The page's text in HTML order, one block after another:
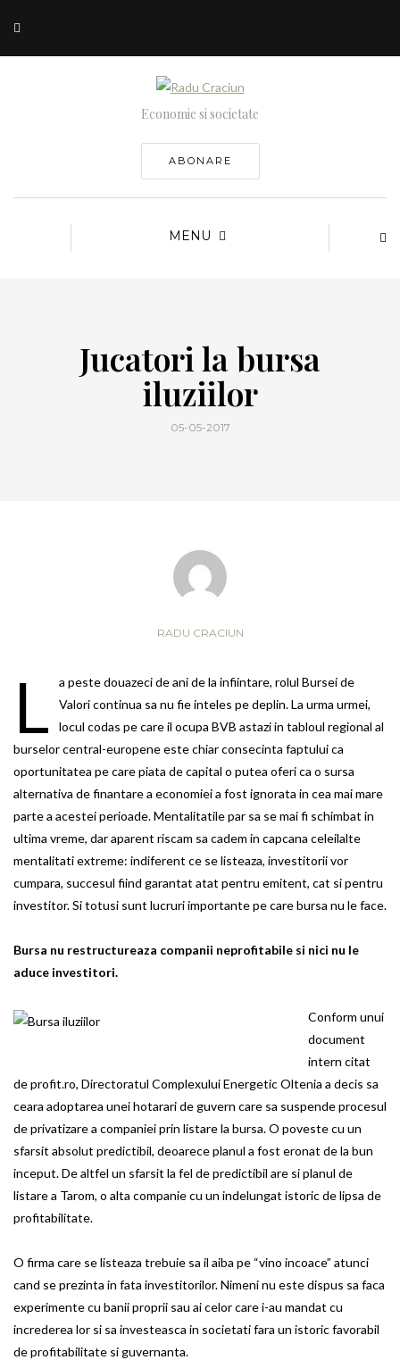
Economie si societate
ABONARE
MENU
Jucatori la bursa
iluziilor
05-05-2017
RADU CRACIUN
L
a peste douazeci de ani de la infiintare, rolul Bursei de
Valori continua sa nu fie inteles pe deplin. La urma urmei,
locul codas pe care il ocupa BVB astazi in tabloul regional al
burselor central-europene este chiar consecinta faptului ca
oportunitatea pe care piata de capital o putea oferi ca o sursa
alternativa de finantare a economiei a fost ignorata in cea mai mare
parte a acestei perioade. Mentalitatile par sa se mai fi schimbat in
ultima vreme, dar aparent riscam sa cadem in capcana celeilalte
mentalitati extreme: indiferent ce se listeaza, investitorii vor
cumpara, succesul fiind garantat atat pentru emitent, cat si pentru
investitor. Si totusi sunt lucruri importante pe care bursa nu le face.
Bursa nu restructureaza companii neprofitabile si nici nu le
aduce investitori.
Conform unui
document
intern citat
de profit.ro, Directoratul Complexului Energetic Oltenia a decis sa
ceara adoptarea unei hotarari de guvern care sa suspende procesul
de privatizare a companiei prin listare la bursa. O poveste cu un
sfarsit absolut predictibil, deoarece planul a fost eronat de la bun
inceput. De altfel un sfarsit la fel de predictibil are si planul de
listare a Tarom, o alta companie cu un indelungat istoric de lipsa de
profitabilitate.
O firma care se listeaza trebuie sa il aiba pe “vino incoace” atunci
cand se prezinta in fata investitorilor. Nimeni nu este dispus sa faca
experimente cu banii proprii sau ai celor care i-au mandat cu
increderea lor si sa investeasca in societati fara un istoric favorabil
de profitabilitate si guvernanta.